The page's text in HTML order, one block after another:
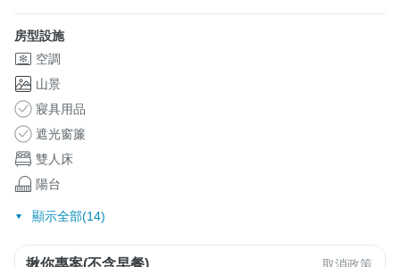
房型設施
空調
山景
寢具用品
遮光窗簾
雙人床
陽台
顯示全部(14)